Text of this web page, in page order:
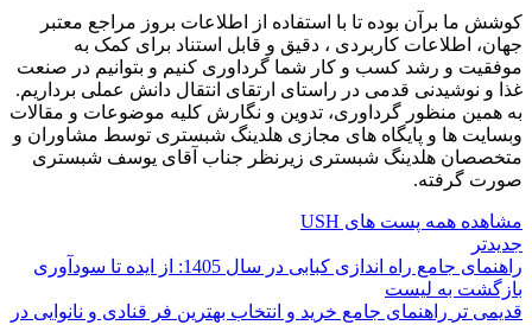
کوشش ما برآن بوده تا با استفاده از اطلاعات بروز مراجع معتبر
جهان، اطلاعات کاربردی ، دقیق و قابل استناد برای کمک به
موفقیت و رشد کسب و کار شما گرداوری کنیم و بتوانیم در صنعت
غذا و نوشیدنی قدمی در راستای ارتقای انتقال دانش عملی برداریم.
به همین منظور گرداوری، تدوین و نگارش کلیه موضوعات و مقالات
وبسایت ها و پایگاه های مجازی هلدینگ شبستری توسط مشاوران و
متخصصان هلدینگ شبستری زیرنظر جناب آقای یوسف شبستری
صورت گرفته.
مشاهده همه پست های USH
جدیدتر
راهنمای جامع راه اندازی کبابی در سال 1405: از ایده تا سودآوری
بازگشت به لیست
قدیمی تر راهنمای جامع خرید و انتخاب بهترین فر قنادی و نانوایی در